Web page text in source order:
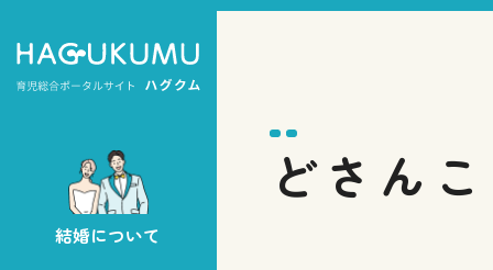
結婚について
どさん